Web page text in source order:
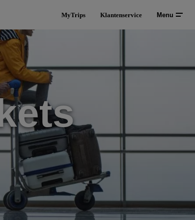
MyTrips Klantenservice Menu